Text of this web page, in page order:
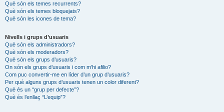
Què són els temes recurrents?
Què són els temes bloquejats?
Què són les icones de tema?
Nivells i grups d’usuaris
Què són els administradors?
Què són els moderadors?
Què són els grups d’usuaris?
On són els grups d’usuaris i com m’hi afilio?
Com puc convertir-me en líder d’un grup d’usuaris?
Per què alguns grups d’usuaris tenen un color diferent?
Què és un “grup per defecte”?
Què és l’enllaç “L’equip”?